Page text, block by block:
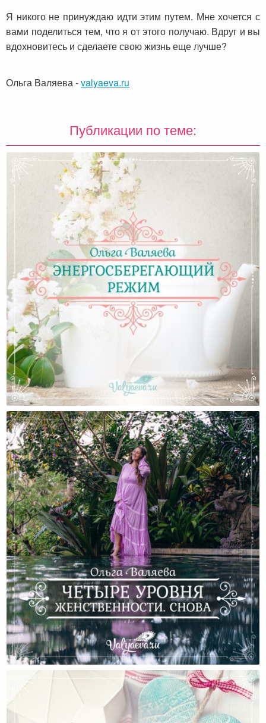
Я никого не принуждаю идти этим путем. Мне хочется с
вами поделиться тем, что я от этого получаю. Вдруг и вы
вдохновитесь и сделаете свою жизнь еще лучше?
Ольга Валяева-valyaeva.ru
Публикации по теме:
Энергосберегающий Режим (часть 2)
Четыре Уровня Женственности. Снова.